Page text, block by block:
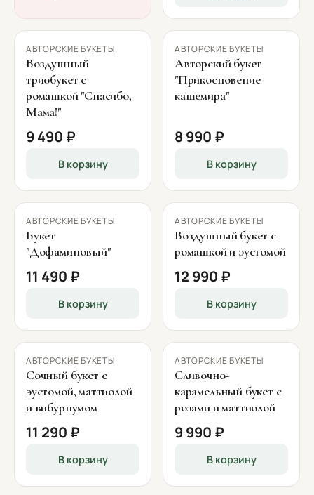
АВТОРСКИЕ БУКЕТЫ
Воздушный
триобукет с
ромашкой "Спасибо,
Мама!"
9 490 ₽
В корзину
АВТОРСКИЕ БУКЕТЫ
Авторский букет
"Прикосновение
кашемира"
8 990 ₽
В корзину
АВТОРСКИЕ БУКЕТЫ
Букет
"Дофаминовый"
11 490 ₽
В корзину
АВТОРСКИЕ БУКЕТЫ
Воздушный букет с
ромашкой и эустомой
12 990 ₽
В корзину
АВТОРСКИЕ БУКЕТЫ
Сочный букет с
эустомой, маттиолой
и вибурнумом
11 290 ₽
В корзину
АВТОРСКИЕ БУКЕТЫ
Сливочно-
карамельный букет с
розами и маттиолой
9 990 ₽
В корзину